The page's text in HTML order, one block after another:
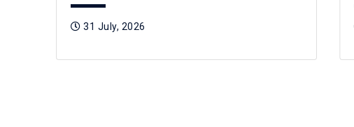
31 July, 2026